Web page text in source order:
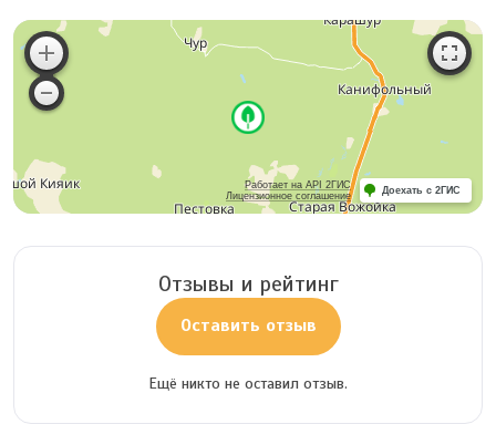
Работает на API 2ГИС
Лицензионное соглашение
Доехать с 2ГИС
Отзывы и рейтинг
Оставить отзыв
Ещё никто не оставил отзыв.